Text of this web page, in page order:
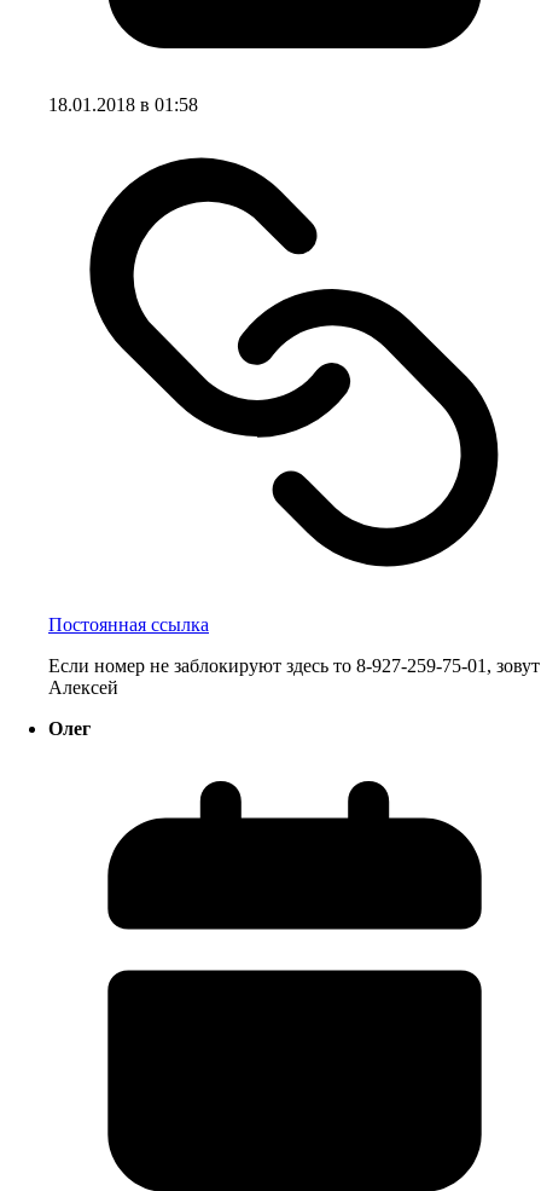
18.01.2018 в 01:58
Постоянная ссылка
Если номер не заблокируют здесь то 8-927-259-75-01, зовут
Алексей
Олег